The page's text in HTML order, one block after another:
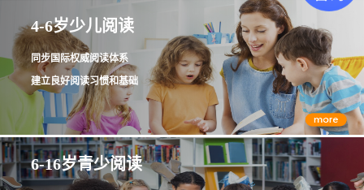
4-6岁少儿阅读
同步国际权威阅读体系
建立良好阅读习惯和基础
6-16岁青少阅读